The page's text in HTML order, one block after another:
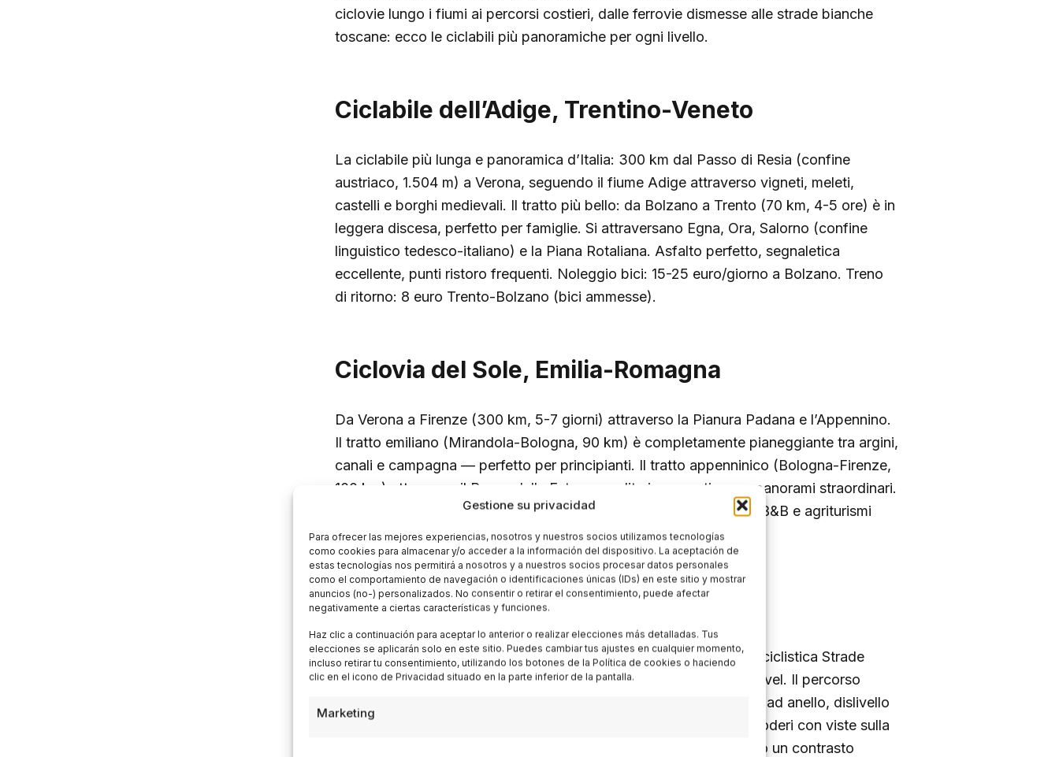
Gestione su privacidad
Para ofrecer las mejores experiencias, nosotros y nuestros socios utilizamos tecnologías
como cookies para almacenar y/o acceder a la información del dispositivo. La aceptación de
estas tecnologías nos permitirá a nosotros y a nuestros socios procesar datos personales
como el comportamiento de navegación o identificaciones únicas (IDs) en este sitio y mostrar
anuncios (no-) personalizados. No consentir o retirar el consentimiento, puede afectar
negativamente a ciertas características y funciones.
Haz clic a continuación para aceptar lo anterior o realizar elecciones más detalladas. Tus
elecciones se aplicarán solo en este sitio. Puedes cambiar tus ajustes en cualquier momento,
incluso retirar tu consentimiento, utilizando los botones de la Política de cookies o haciendo
clic en el icono de Privacidad situado en la parte inferior de la pantalla.
Marketing
ciclovie lungo i fiumi ai percorsi costieri, dalle ferrovie dismesse alle strade bianche
toscane: ecco le ciclabili più panoramiche per ogni livello.
Ciclabile dell’Adige, Trentino-Veneto
La ciclabile più lunga e panoramica d’Italia: 300 km dal Passo di Resia (confine
austriaco, 1.504 m) a Verona, seguendo il fiume Adige attraverso vigneti, meleti,
castelli e borghi medievali. Il tratto più bello: da Bolzano a Trento (70 km, 4-5 ore) è in
leggera discesa, perfetto per famiglie. Si attraversano Egna, Ora, Salorno (confine
linguistico tedesco-italiano) e la Piana Rotaliana. Asfalto perfetto, segnaletica
eccellente, punti ristoro frequenti. Noleggio bici: 15-25 euro/giorno a Bolzano. Treno
di ritorno: 8 euro Trento-Bolzano (bici ammesse).
Ciclovia del Sole, Emilia-Romagna
Da Verona a Firenze (300 km, 5-7 giorni) attraverso la Pianura Padana e l’Appennino.
Il tratto emiliano (Mirandola-Bologna, 90 km) è completamente pianeggiante tra argini,
canali e campagna — perfetto per principianti. Il tratto appenninico (Bologna-Firenze,
100 km) attraversa il Passo della Futa con salite impegnative ma panorami straordinari.
Fa parte della ciclovia EuroVelo 7 (Capo Nord – Malta). Alloggio: B&B e agriturismi
lungo il percorso, 40-60 euro/notte. Mappe su bicitalia.org.
Strade bianche del Chianti, Toscana
Le strade sterrate (bianche) del Chianti sono famose per la corsa ciclistica Strade
Bianche (marzo) ma percorribili tutto l’anno in mountain bike o gravel. Il percorso
classico: Gaiole in Chianti → Radda → Castellina → ritorno (60 km ad anello, dislivello
1.200 m). I tratti più scenografici attraversano vigneti, cipressi e poderi con viste sulla
Val d’Orcia. In primavera i papaveri rossi nei campi di grano creano un contrasto